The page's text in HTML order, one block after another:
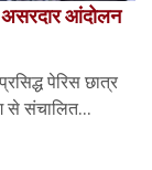
असरदार आंदोलन
पेरिस छात्र
से संचालित...